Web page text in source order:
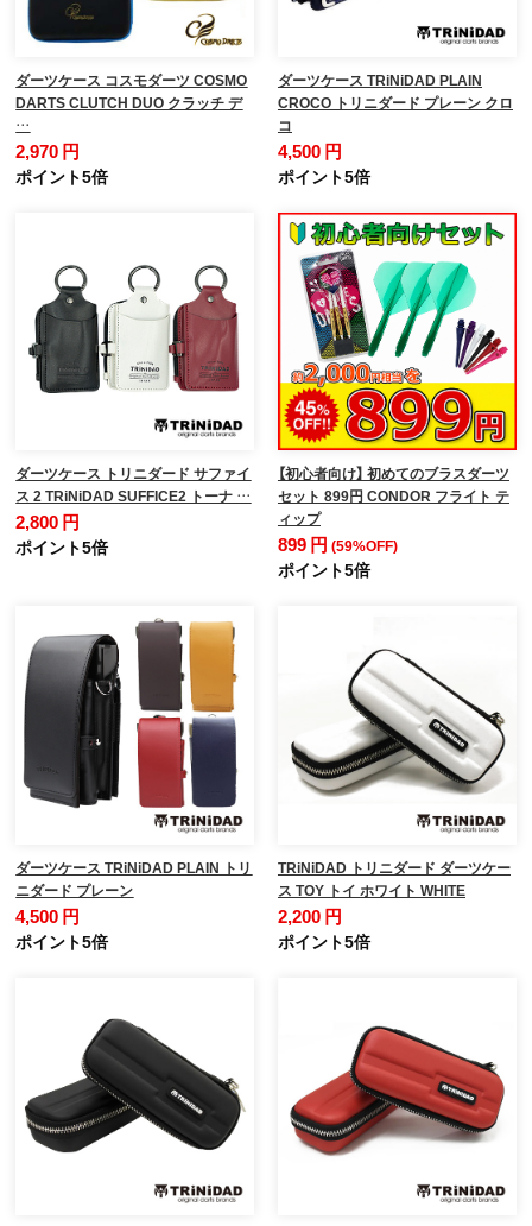
ダーツケース コスモダーツ COSMO
DARTS CLUTCH DUO クラッチ デ
…
2,970 円
ポイント5倍
ダーツケース TRiNiDAD PLAIN
CROCO トリニダード プレーン クロ
コ
4,500 円
ポイント5倍
ダーツケース トリニダード サファイ
ス 2 TRiNiDAD SUFFICE2 トーナ …
2,800 円
ポイント5倍
【初心者向け】 初めてのブラスダーツ
セット 899円 CONDOR フライト テ
ィップ
899 円 (59%OFF)
ポイント5倍
ダーツケース TRiNiDAD PLAIN トリ
ニダード プレーン
4,500 円
ポイント5倍
TRiNiDAD トリニダード ダーツケー
ス TOY トイ ホワイト WHITE
2,200 円
ポイント5倍